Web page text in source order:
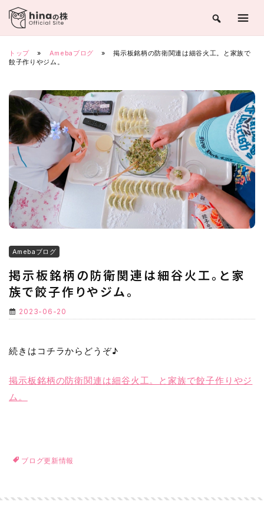
Skip
content
トップ » Amebaブログ »
掲示板銘柄の防衛関連は細谷火工。と家族で
餃子作りやジム。
Amebaブログ
掲示板銘柄の防衛関連は細谷火工。と家
族で餃子作りやジム。
2023-06-20
続きはコチラからどうぞ♪
掲示板銘柄の防衛関連は細谷火工。と家族で餃子作りやジ
ム。
ブログ更新情報